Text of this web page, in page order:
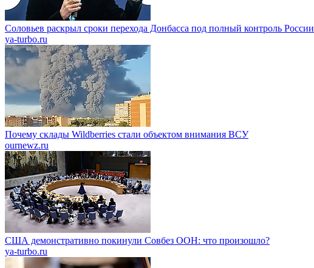
Соловьев раскрыл сроки перехода Донбасса под полный контроль России
ya-turbo.ru
Почему склады Wildberries стали объектом внимания ВСУ
ournewz.ru
США демонстративно покинули Совбез ООН: что произошло?
ya-turbo.ru